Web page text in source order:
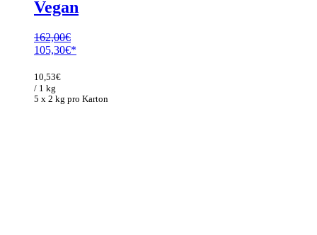
Vegan
162,00€
Ursprünglicher
war:
162,00€
105,30€
5 x 2 kg pro Karton
10,53€
/ 1 kg